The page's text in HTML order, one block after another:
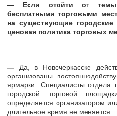
— Если отойти от темы
бесплатными торговыми
на существующие городские
ценовая политика торговых
— Да, в Новочеркасске
организованы
ярмарки. Специалисты отдела
городской торговой
определяется организатором
длительное время не меняется.